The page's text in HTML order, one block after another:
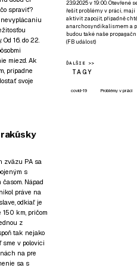
spraviť?
16. do 22.
miezd. Ak
prípadne
svoje
zväzu PA sa
s
Nápad
práve na
odkiaľ je
km, pričom
z
tak nejako
sme v polovici
na pre
sa s
23.9.2025 v 19:00.
řešit problémy v práci,
aktivit zapojit, případně
anarchosyndikalismem a
budou také naše
(FB událost)
ĎALŠIE >>
TAGY
covid-19 Problémy v práci